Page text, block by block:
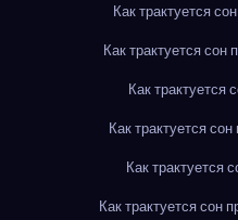
Как трактуется
Как трактуется сон
Как трактуется
Как трактуется
Как трактуется
Как трактуется сон